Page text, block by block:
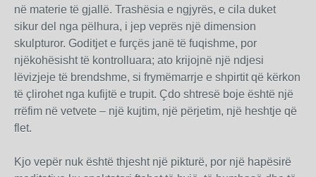
në materie të gjallë. Trashësia e ngjyrës, e cila duket
sikur del nga pëlhura, i jep veprës një dimension
skulpturor. Goditjet e furçës janë të fuqishme, por
njëkohësisht të kontrolluara; ato krijojnë një ndjesi
lëvizjeje të brendshme, si frymëmarrje e shpirtit që kërkon
të çlirohet nga kufijtë e trupit. Çdo shtresë boje është një
rrëfim në vetvete – një kujtim, një përjetim, një heshtje që
flet.
Kjo vepër nuk është thjesht një pikturë, por një hapësirë